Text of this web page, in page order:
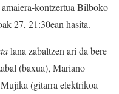
kontzertua Bilboko
27, 21:30ean hasita.
lana zabaltzen ari da bere
(baxua), Mariano
(gitarra elektrikoa